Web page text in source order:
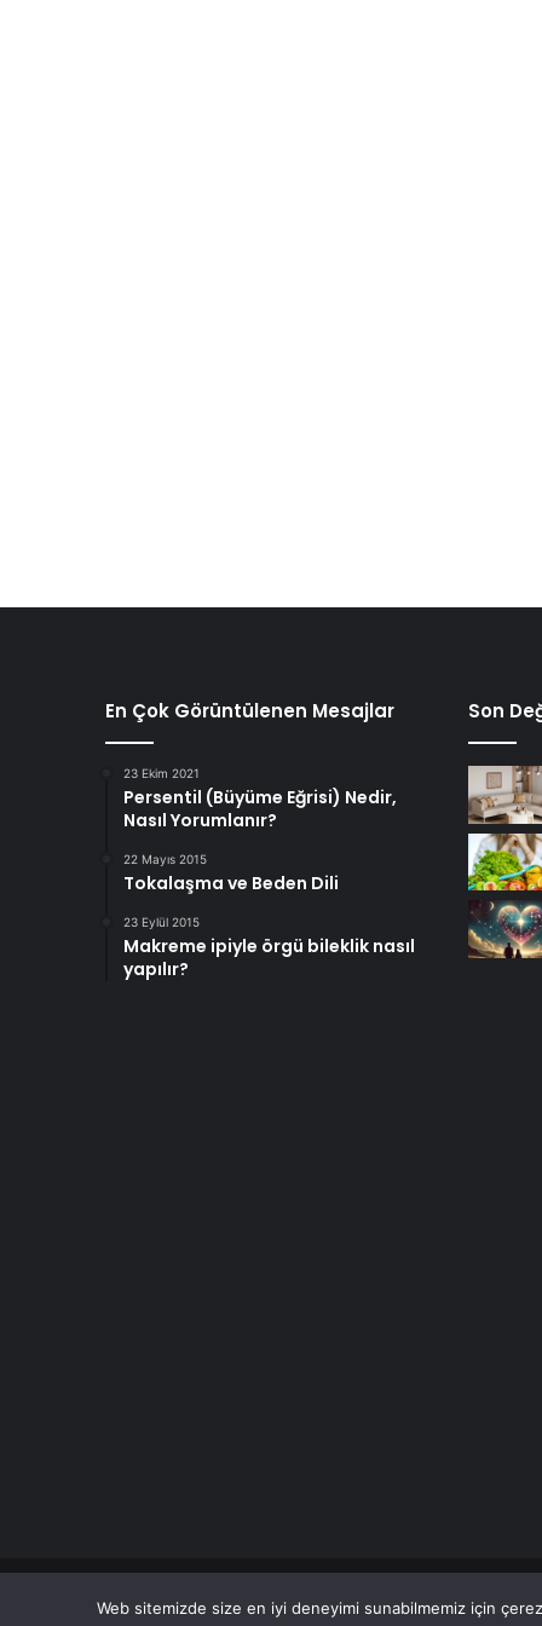
En Çok Görüntülenen Mesajlar
23 Ekim 2021
Persentil (Büyüme Eğrisi) Nedir,
Nasıl Yorumlanır?
22 Mayıs 2015
Tokalaşma ve Beden Dili
23 Eylül 2015
Makreme ipiyle örgü bileklik nasıl
yapılır?
Son
© Copyright 2026 Her Hakkı Saklıdır. Son Dakika
Web sitemizde size en iyi deneyimi sunabilmemiz için